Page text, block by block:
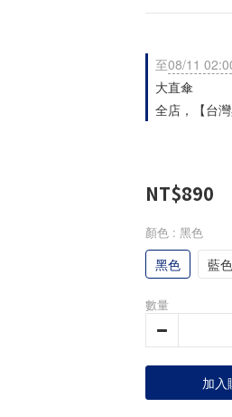
至08/11
大直傘
全店，【台
NT$890
顏色 : 黑色
黑色 藍色
數量
加入